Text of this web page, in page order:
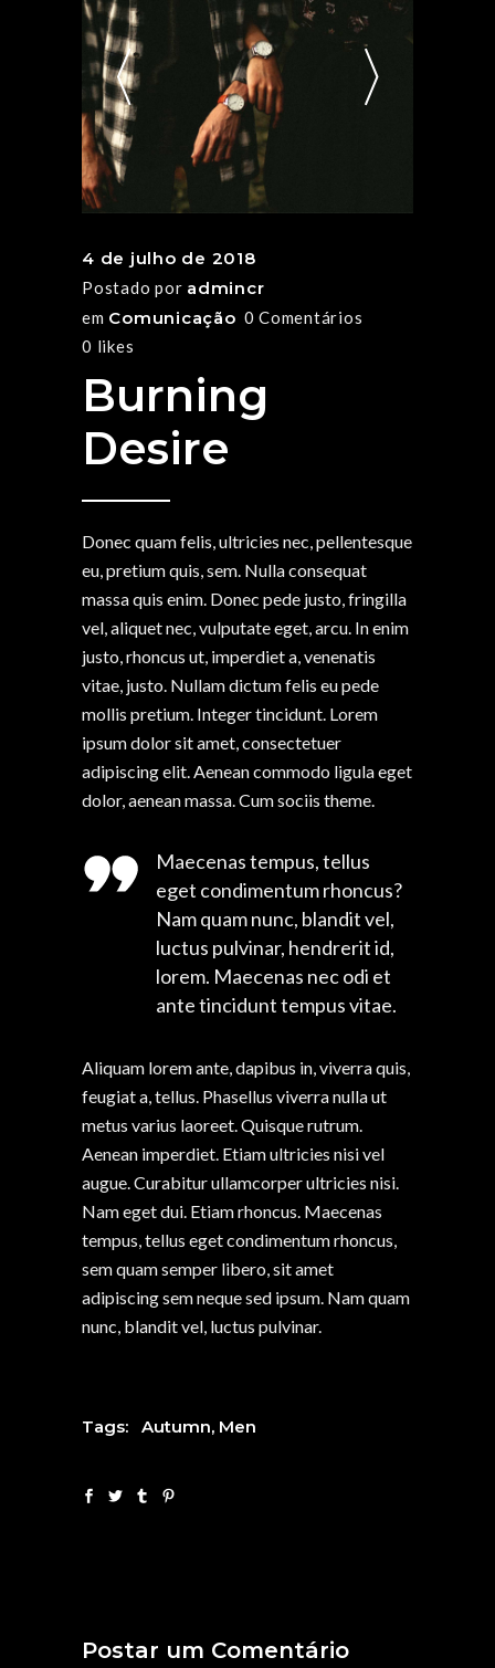
4 de julho de 2018
Postado por admincr
em Comunicação 0 Comentários
0 likes
Burning
Desire
Donec quam felis, ultricies nec, pellentesque
eu, pretium quis, sem. Nulla consequat
massa quis enim. Donec pede justo, fringilla
vel, aliquet nec, vulputate eget, arcu. In enim
justo, rhoncus ut, imperdiet a, venenatis
vitae, justo. Nullam dictum felis eu pede
mollis pretium. Integer tincidunt. Lorem
ipsum dolor sit amet, consectetuer
adipiscing elit. Aenean commodo ligula eget
dolor, aenean massa. Cum sociis theme.
Maecenas tempus, tellus
eget condimentum rhoncus?
Nam quam nunc, blandit vel,
luctus pulvinar, hendrerit id,
lorem. Maecenas nec odi et
ante tincidunt tempus vitae.
Aliquam lorem ante, dapibus in, viverra quis,
feugiat a, tellus. Phasellus viverra nulla ut
metus varius laoreet. Quisque rutrum.
Aenean imperdiet. Etiam ultricies nisi vel
augue. Curabitur ullamcorper ultricies nisi.
Nam eget dui. Etiam rhoncus. Maecenas
tempus, tellus eget condimentum rhoncus,
sem quam semper libero, sit amet
adipiscing sem neque sed ipsum. Nam quam
nunc, blandit vel, luctus pulvinar.
Tags: Autumn, Men
Postar um Comentário